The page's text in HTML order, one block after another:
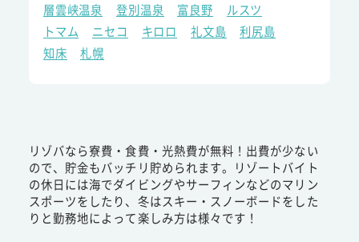
層雲峡温泉
登別温泉 富良野
ルスツ
トマム
ニセコ キロロ 礼文島
利尻島
知床
札幌
リゾバなら寮費・食費・光熱費が無料！出費が少ない
ので、貯金もバッチリ貯められます。リゾートバイト
の休日には海でダイビングやサーフィンなどのマリン
スポーツをしたり、冬はスキー・スノーボードをした
りと勤務地によって楽しみ方は様々です！